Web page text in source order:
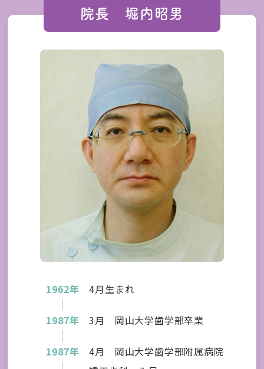
院長 堀内昭男
1962年 4月生まれ
1987年 3月 岡山大学歯学部卒業
1987年
4月 岡山大学歯学部附属病院